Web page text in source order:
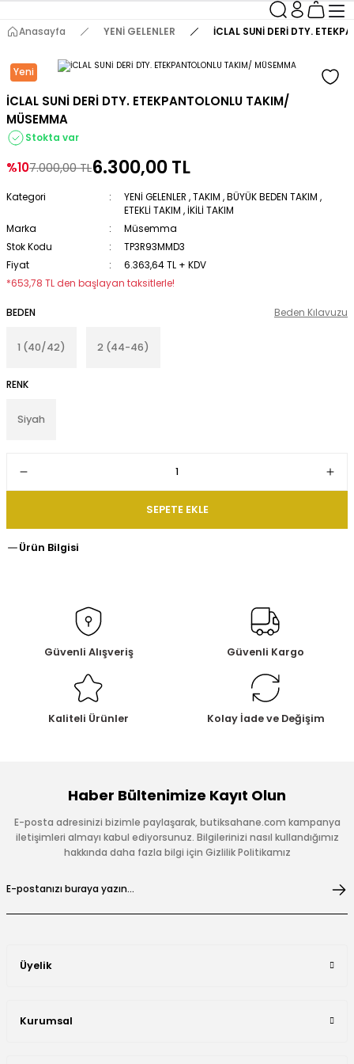
Anasayfa YENİ GELENLER İCLAL SUNİ DERİ DTY.
Yeni
İCLAL SUNİ DERİ DTY. ETEKPANTOLONLU TAKIM/
MÜSEMMA
Stokta var
%107.000,00 TL6.300,00 TL
Kategori YENİ GELENLER ,TAKIM ,BÜYÜK BEDEN TAKIM ,
ETEKLİ TAKIM , İKİLİ TAKIM
Marka
Müsemma
Stok Kodu
TP3R93MMD3
Fiyat
6.363,64 TL + KDV
*653,78 TL den başlayan taksitlerle!
BEDEN
1 (40/42) 2 (44-46)
RENK
Siyah
Beden Kılavuzu
SEPETE EKLE
Ürün Bilgisi
Güvenli Alışveriş Güvenli Kargo
Kaliteli Ürünler Kolay İade ve Değişim
Haber Bültenimize Kayıt Olun
E-posta adresinizi bizimle paylaşarak, butiksahane.com kampanya
iletişimleri almayı kabul ediyorsunuz. Bilgilerinizi nasıl kullandığımız
hakkında daha fazla bilgi için Gizlilik Politikamız
Üyelik
Kurumsal